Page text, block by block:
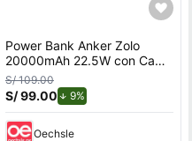
Power Bank Anker Zolo
20000mAh 22.5W con Cable
USB-C Integrado Negro
S/ 109.00
S/ 99.00 9%de descuento.
Oechsle